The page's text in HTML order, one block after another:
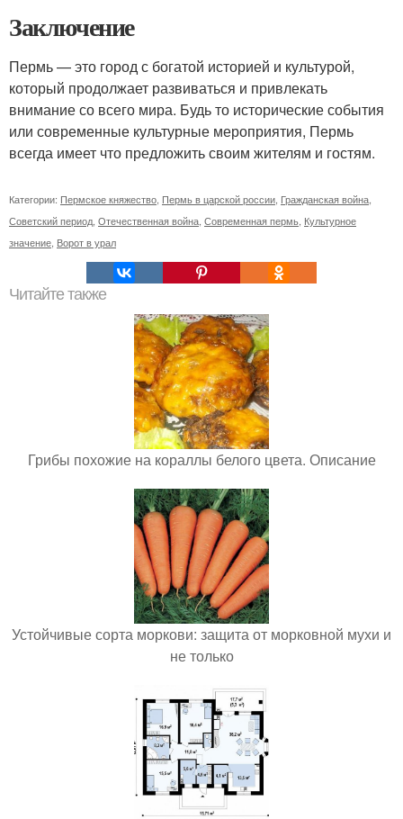
Заключение
Пермь — это город с богатой историей и культурой,
который продолжает развиваться и привлекать
внимание со всего мира. Будь то исторические события
или современные культурные мероприятия, Пермь
всегда имеет что предложить своим жителям и гостям.
Категории: Пермское княжество Пермь в царской россии Гражданская война
Советский период Отечественная война Современная пермь Культурное
значение Ворот в урал
Читайте также
Грибы похожие на кораллы белого цвета. Описание
Устойчивые сорта моркови: защита от морковной мухи и
не только